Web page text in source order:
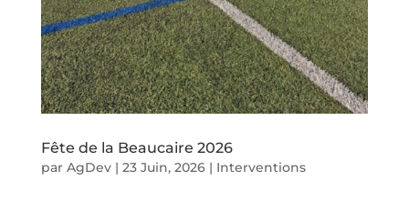
Fête de la Beaucaire 2026
par AgDev| 23 Juin, 2026| Interventions